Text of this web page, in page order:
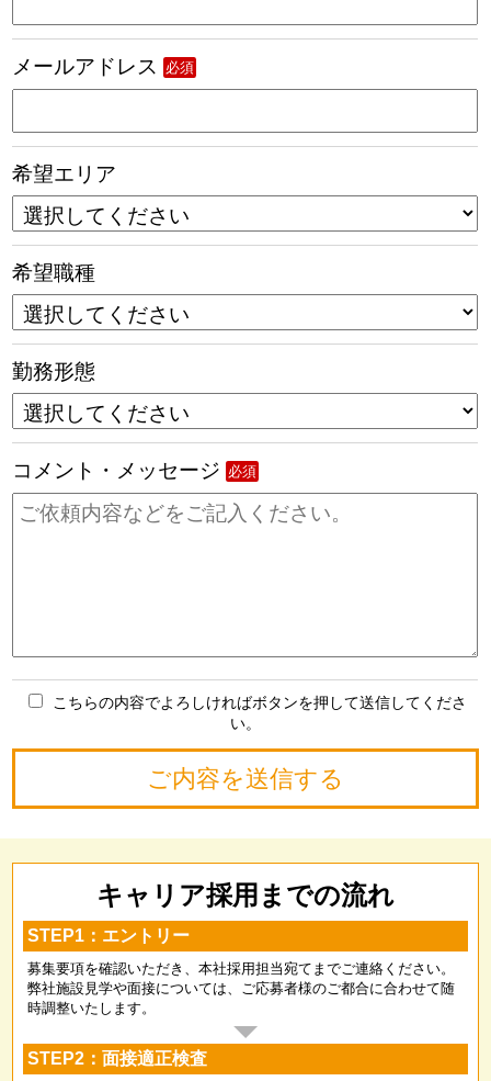
メールアドレス 必須
希望エリア
希望職種
勤務形態
コメント・メッセージ 必須
こちらの内容でよろしければボタンを押して送信してくださ
い。
キャリア採用までの流れ
STEP1：エントリー
募集要項を確認いただき、本社採用担当宛てまでご連絡ください。
弊社施設見学や面接については、ご応募者様のご都合に合わせて随
時調整いたします。
STEP2：面接適正検査